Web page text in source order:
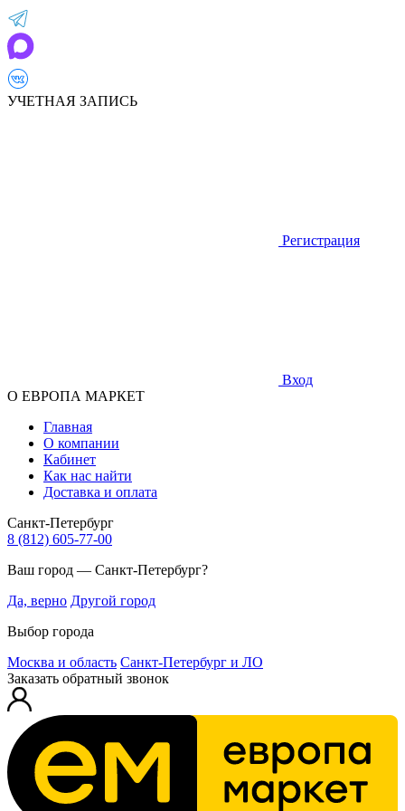
УЧЕТНАЯ ЗАПИСЬ
Регистрация
Вход
О ЕВРОПА МАРКЕТ
Главная
О компании
Кабинет
Как нас найти
Доставка и оплата
Санкт-Петербург
8 (812) 605-77-00
Ваш город — Санкт-Петербург?
Да, верно Другой город
Выбор города
Москва и область Санкт-Петербург и ЛО
Заказать обратный звонок